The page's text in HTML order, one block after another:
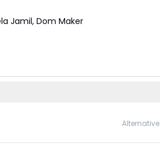
Jamil, Dom Maker
Alternative